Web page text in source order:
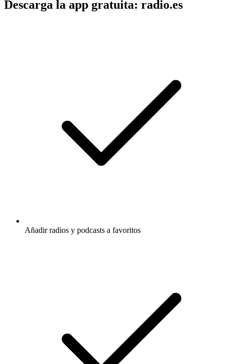
Descarga la app gratuita: radio.es
Añadir radios y podcasts a favoritos